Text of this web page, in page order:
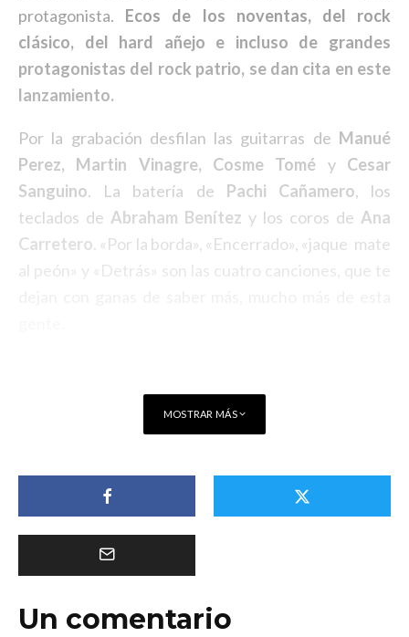
protagonista. Ecos de los noventas, del rock
clásico, del hard añejo e incluso de grandes
protagonistas del rock patrio, se dan cita en este
lanzamiento.
Por la grabación desfilan las guitarras de Manué
Perez, Martin Vinagre, Cosme Tomé y Cesar
Sanguino. La batería de Pachi Cañamero, los
teclados de Abraham Benítez y los coros de Ana
Carretero. «Por la borda», «Encerrado», «jaque mate
al peón» y «Detrás» son las cuatro canciones, que te
MOSTRAR MÁS
Un comentario